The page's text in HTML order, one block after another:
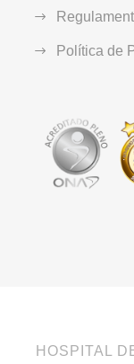
Política de
HOSPITAL